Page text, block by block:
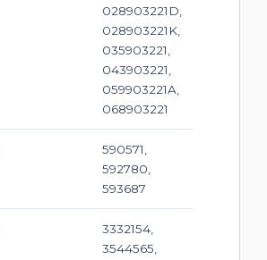
028903221D,
028903221K,
035903221,
043903221,
059903221A,
068903221
590571,
592780,
593687
3332154,
3544565,